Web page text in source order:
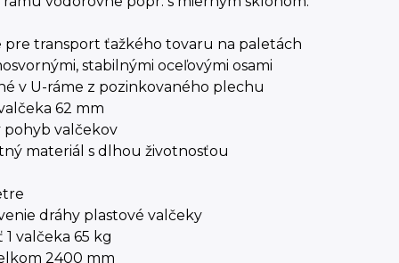
pre transport ťažkého tovaru na paletách
stabilnými oceľovými osami
v U-ráme z pozinkovaného plechu
62 mm
pohyb valčekov
materiál s dlhou životnosťou
dráhy plastové valčeky
1 valčeka 65 kg
2400 mm